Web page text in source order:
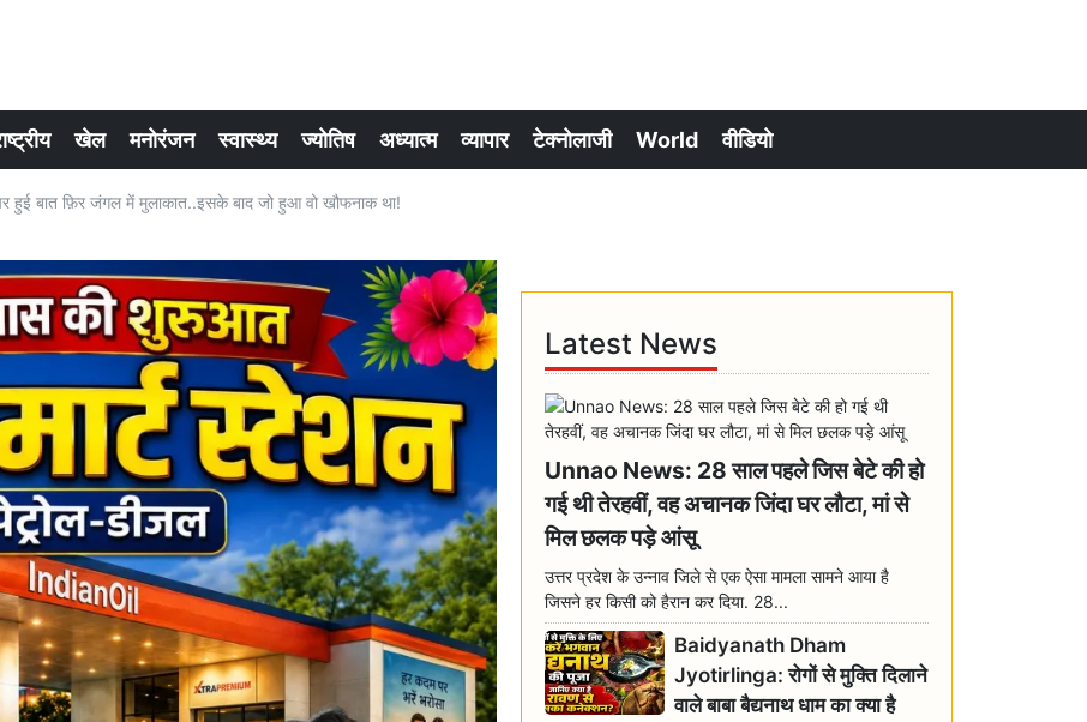
खेल मनोरंजन स्वास्थ्य ज्योतिष अध्यात्म व्यापार टेक्नोलाजी World वीडियो
हुई बात फ़िर जंगल में मुलाकात..इसके बाद जो हुआ वो खौफनाक था!
Latest News
Unnao News: 28 साल पहले जिस बेटे की हो
गई थी तेरहवीं, वह अचानक जिंदा घर लौटा, मां से
मिल छलक पड़े आंसू
उत्तर प्रदेश के उन्नाव जिले से एक ऐसा मामला सामने आया है
जिसने हर किसी को हैरान कर दिया. 28...
Baidyanath Dham
Jyotirlinga: रोगों से मुक्ति दिलाने
वाले बाबा बैद्यनाथ धाम का क्या है